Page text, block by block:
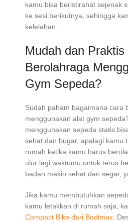
kamu bisa beristirahat sejenak
ke sesi berikutnya, sehingga
kelelahan.
Mudah dan Praktis
Berolahraga
Gym Sepeda?
Sudah paham bagaimana cara
menggunakan alat gym
menggunakan sepeda statis
sehat dan bugar, apalagi kamu
rumah ketika kamu harus
ulur lagi waktumu untuk terus
badan makin sehat dan segar,
Jika kamu membutuhkan
kamu letakkan di rumah saja,
Compact Bike dari Bodimax .